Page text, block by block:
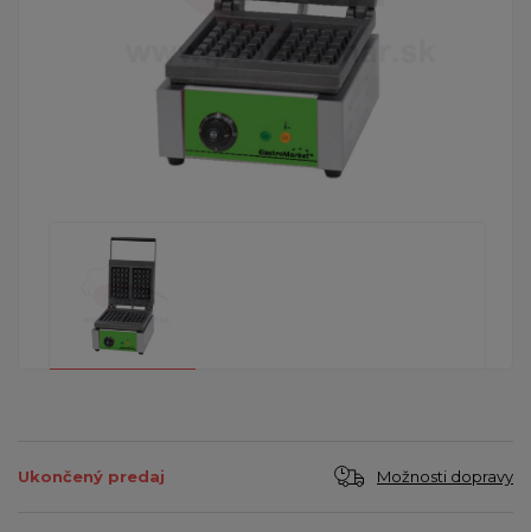
Ukončený predaj Možnosti dopravy